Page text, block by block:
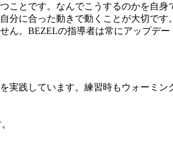
ことです。なんでこうするのかを自
分に合った動きで動くことが大切です
。BEZELの指導者は常にアップデ
践しています。練習時もウォーミ